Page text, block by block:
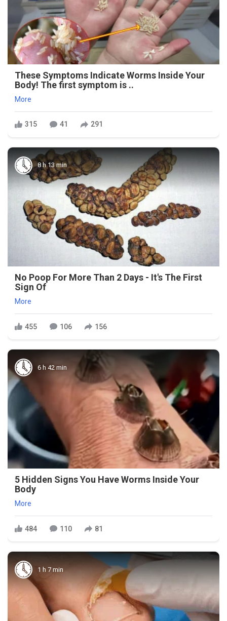
These Symptoms Indicate Worms Inside Your
Body! The first symptom is ..
More
315 41 291
8 h 13 min
No Poop For More Than 2 Days - It's The First
Sign Of
More
455 106 156
6 h 42 min
5 Hidden Signs You Have Worms Inside Your
Body
More
484 110 81
1 h 7 min